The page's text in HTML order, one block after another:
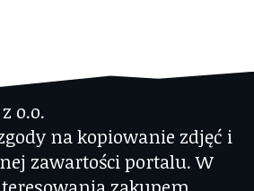
o.o.
na kopiowanie zdjęć i
zawartości portalu. W